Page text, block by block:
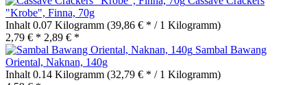
"Krobe", Finna, 70g
Inhalt 0.07 Kilogramm (39,86 € * / 1 Kilogramm)
2,79 € * 2,89 € *
Sambal Bawang
Oriental, Naknan, 140g
Inhalt 0.14 Kilogramm (32,79 € * / 1 Kilogramm)